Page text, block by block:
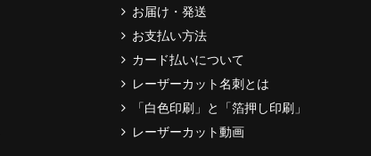
お届け・発送
お支払い方法
カード払いについて
レーザーカット名刺とは
「白色印刷」と「箔押し印刷」
レーザーカット動画